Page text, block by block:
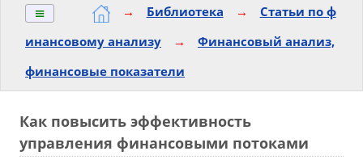
≡ → Библиотека →
Статьи по ф
инансовому анализу
→
Финансовый анализ,
финансовые показатели
Как повысить эффективность
управления финансовыми потоками